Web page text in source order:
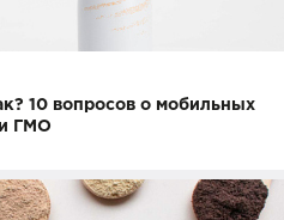
10 вопросов о мобильных
ГМО